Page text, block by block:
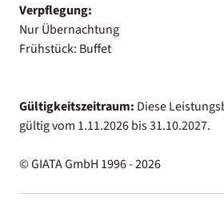
Verpflegung:
Nur Übernachtung
Frühstück: Buffet
Gültigkeitszeitraum: Diese
gültig vom 1.11.2026 bis 31.10.2027.
© GIATA GmbH 1996 - 2026